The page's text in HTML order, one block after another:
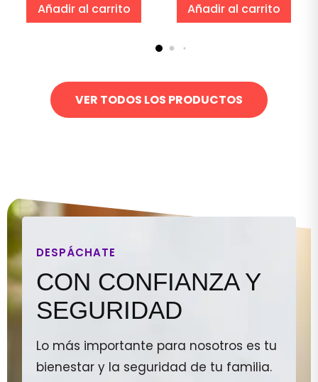
Añadir al carrito Añadir al carrito
VER TODOS LOS PRODUCTOS
DESPÁCHATE
CON CONFIANZA Y
SEGURIDAD
Lo más importante para nosotros es tu
bienestar y la seguridad de tu familia.